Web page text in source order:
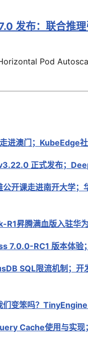
发布：联合推理
Pod
进澳门；KubeEdge
正式发布；
公开课走进南开大学
R1昇腾满血版入驻华
7.0.0-RC1 版本体验
SQL限流机制；开
们变笨吗？
Cache使用与实